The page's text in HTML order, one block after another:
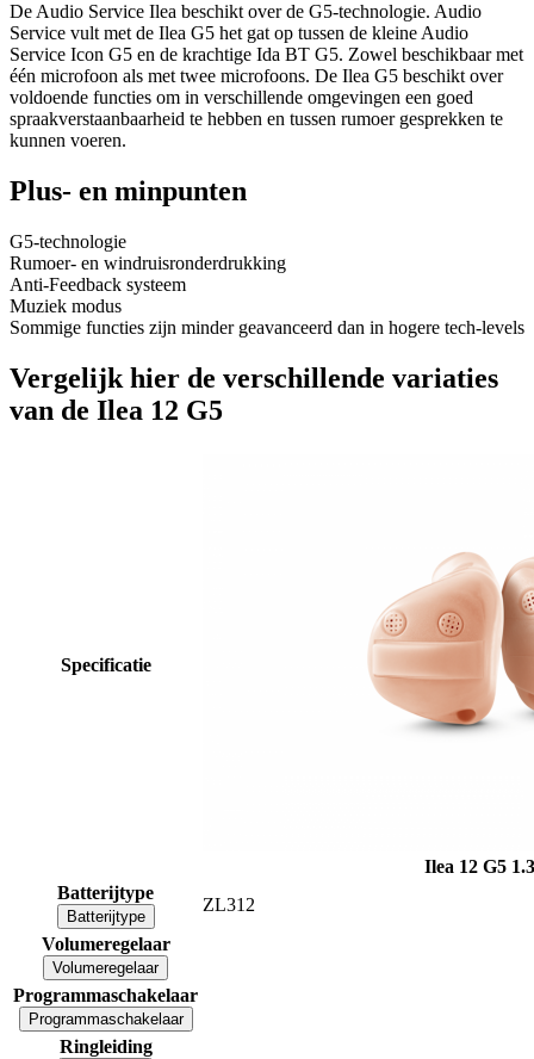
De Audio Service Ilea beschikt over de G5-technologie. Audio
Service vult met de Ilea G5 het gat op tussen de kleine Audio
Service Icon G5 en de krachtige Ida BT G5. Zowel beschikbaar met
één microfoon als met twee microfoons. De Ilea G5 beschikt over
voldoende functies om in verschillende omgevingen een goed
spraakverstaanbaarheid te hebben en tussen rumoer gesprekken te
kunnen voeren.
Plus- en minpunten
G5-technologie
Rumoer- en windruisronderdrukking
Anti-Feedback systeem
Muziek modus
Sommige functies zijn minder geavanceerd dan in hogere tech-levels
Vergelijk hier de verschillende variaties
van de Ilea 12 G5
Specificatie
Ilea 12 G5
Batterijtype
Batterijtype
ZL312
Volumeregelaar
Volumeregelaar
Programmaschakelaar
Programmaschakelaar
Ringleiding